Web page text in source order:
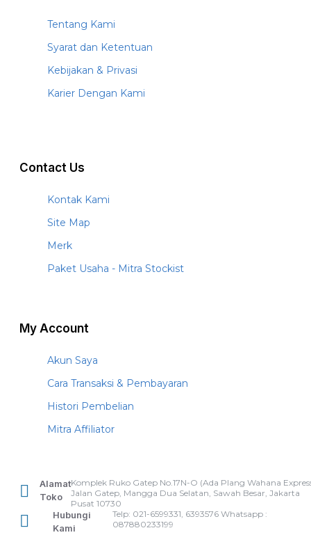
Tentang Kami
Syarat dan Ketentuan
Kebijakan & Privasi
Karier Dengan Kami
Contact Us
Kontak Kami
Site Map
Merk
Paket Usaha - Mitra Stockist
My Account
Akun Saya
Cara Transaksi & Pembayaran
Histori Pembelian
Mitra Affiliator
Alamat
Toko
Komplek Ruko Gatep No.17N-O (Ada Plang Wahana
Jalan Gatep, Mangga Dua Selatan, Sawah Besar, Jakarta
Pusat 10730
Hubungi
Kami
Telp: 021-6599331, 6393576 Whatsapp :
087880233199